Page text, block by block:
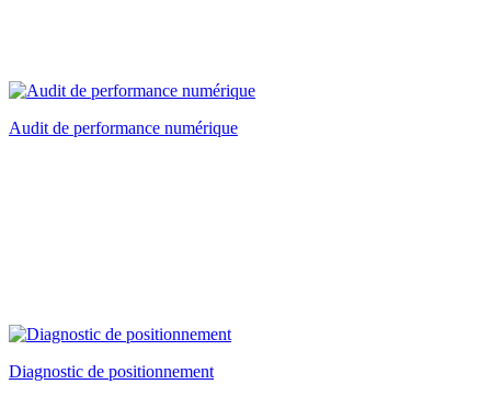
Audit de performance numérique
Diagnostic de positionnement